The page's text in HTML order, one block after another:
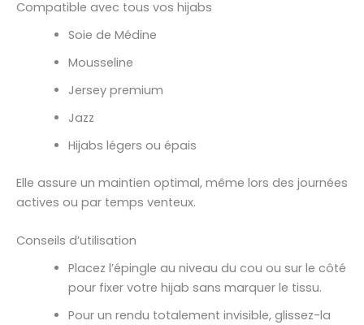
Compatible avec tous vos hijabs
Soie de Médine
Mousseline
Jersey premium
Jazz
Hijabs légers ou épais
Elle assure un maintien optimal, même lors des journées
actives ou par temps venteux.
Conseils d’utilisation
Placez l’épingle au niveau du cou ou sur le côté
pour fixer votre hijab sans marquer le tissu.
Pour un rendu totalement invisible, glissez-la